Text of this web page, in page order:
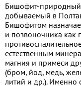
Бишофит-природный
добываемый в
Бишофитом
и позвоночника как
естественным
магния и примеси
(бром, йод, медь,
литий и др.).